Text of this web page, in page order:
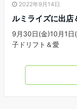
2022年9月14日
ルミライズに出店
9月30日(金)10月1日
子ドリフト＆愛